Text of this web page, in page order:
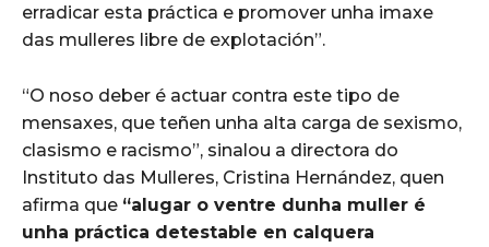
erradicar esta práctica e promover unha imaxe
das mulleres libre de explotación”.
“O noso deber é actuar contra este tipo de
mensaxes, que teñen unha alta carga de sexismo,
clasismo e racismo”, sinalou a directora do
Instituto das Mulleres, Cristina Hernández, quen
afirma que “alugar o ventre dunha muller é
unha práctica detestable en calquera